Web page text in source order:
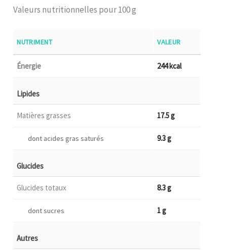
Valeurs nutritionnelles pour 100 g
NUTRIMENT VALEUR
Énergie 244 kcal
Lipides
Matières grasses 17.5 g
dont acides gras saturés 9.3 g
Glucides
Glucides totaux 8.3 g
dont sucres 1 g
Autres